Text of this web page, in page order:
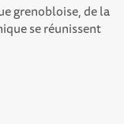
grenobloise, de la
se réunissent